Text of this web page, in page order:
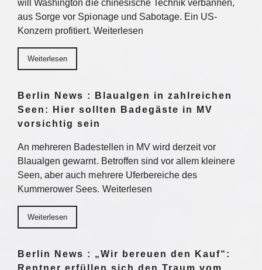
will Washington die chinesische Technik verbannen,
aus Sorge vor Spionage und Sabotage. Ein US-
Konzern profitiert. Weiterlesen
Weiterlesen
Berlin News : Blaualgen in zahlreichen
Seen: Hier sollten Badegäste in MV
vorsichtig sein
An mehreren Badestellen in MV wird derzeit vor
Blaualgen gewarnt. Betroffen sind vor allem kleinere
Seen, aber auch mehrere Uferbereiche des
Kummerower Sees. Weiterlesen
Weiterlesen
Berlin News : „Wir bereuen den Kauf“:
Rentner erfüllen sich den Traum vom